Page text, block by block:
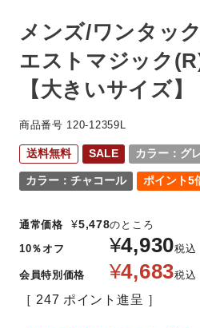
メンズ/ワンタッ
エストマジック
【大きいサイズ】
商品番号 120-12359L
送料無料 SALE カラー：グ
カラー：チャコール ポイント5
通常価格 ¥5,478のところ
10％オフ
¥4,930税込
会員特別価格 ¥4,683税込
247 ポイント進呈